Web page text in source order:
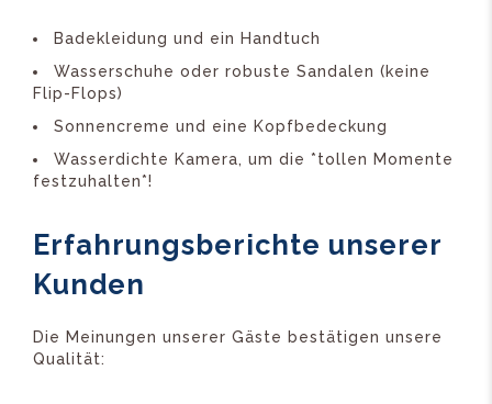
Badekleidung und ein Handtuch
Wasserschuhe oder robuste Sandalen (keine
Flip-Flops)
Sonnencreme und eine Kopfbedeckung
Wasserdichte Kamera, um die *tollen Momente
festzuhalten*!
Erfahrungsberichte unserer
Kunden
Die Meinungen unserer Gäste bestätigen unsere
Qualität: